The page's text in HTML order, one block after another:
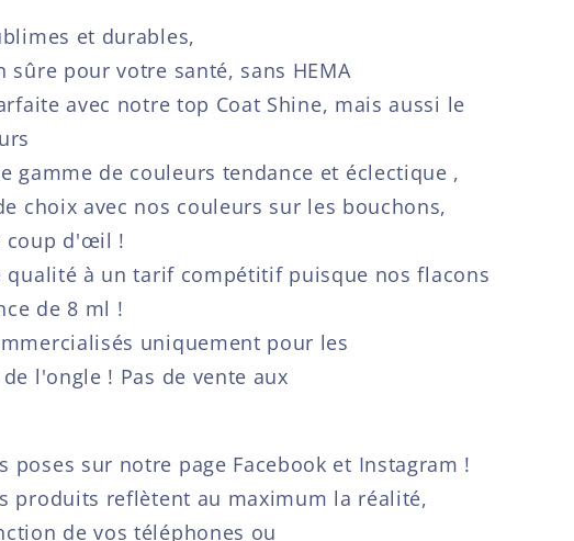
et durables,
pour votre santé, sans HEMA
avec notre top Coat Shine, mais aussi le
gamme de couleurs tendance et éclectique ,
choix avec nos couleurs sur les bouchons,
coup d'œil !
qualité à un tarif compétitif puisque nos flacons
de 8 ml !
uniquement pour les
l'ongle ! Pas de vente aux
poses sur notre page Facebook et Instagram !
produits reflètent au maximum la réalité,
de vos téléphones ou